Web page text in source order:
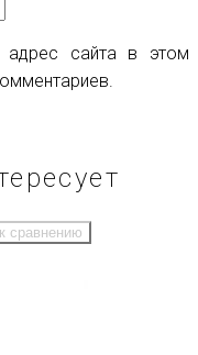
сайта в этом
сравнению